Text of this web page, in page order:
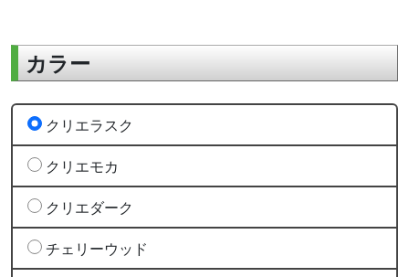
カラー
クリエラスク
クリエモカ
クリエダーク
チェリーウッド